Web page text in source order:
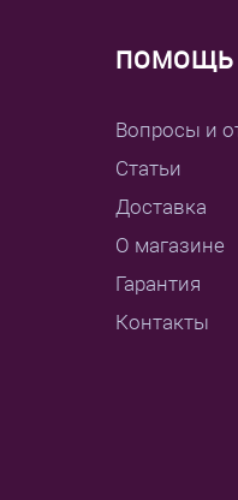
ПОМОЩЬ
Вопросы и
Статьи
Доставка
О магазине
Гарантия
Контакты